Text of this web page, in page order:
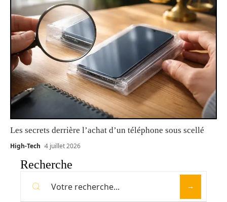
Les secrets derrière l’achat d’un téléphone sous scellé
High-Tech 4 juillet 2026
Recherche